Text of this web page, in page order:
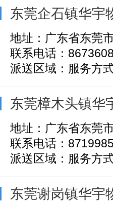
东莞企石镇华宇
地址：广东省东莞
联系电话：
派送区域：服务方
东莞樟木头镇华
地址：广东省东莞
联系电话：
派送区域：服务方
东莞谢岗镇华宇